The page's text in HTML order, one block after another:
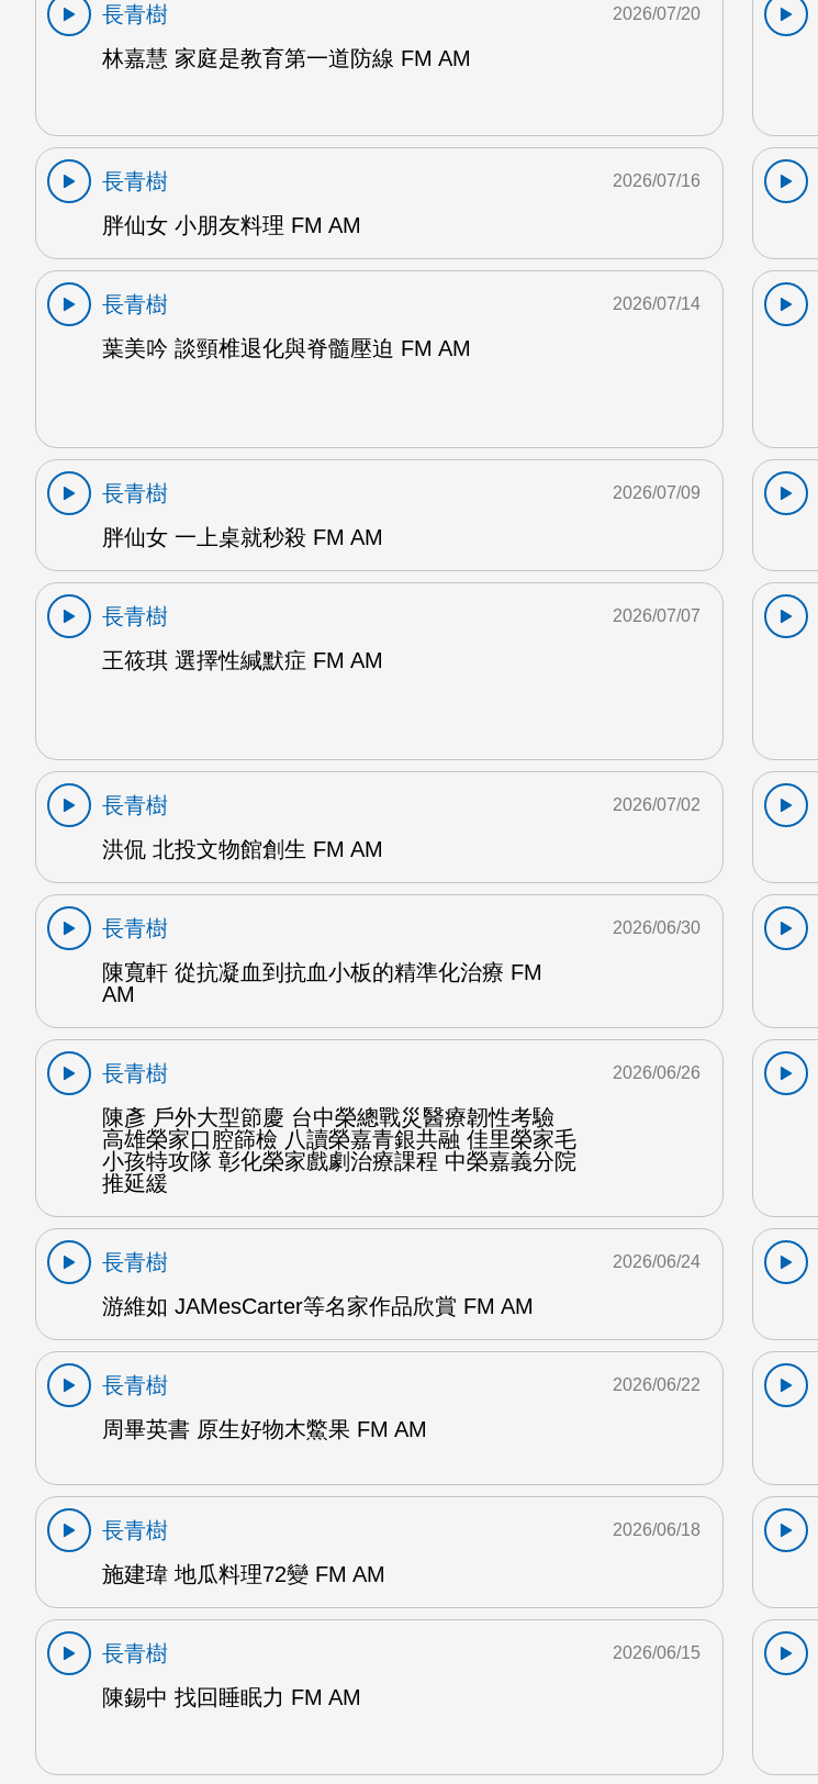
長青樹
林嘉慧 家庭是教育第一道防線 FM AM
2026/07/20
長青樹
胖仙女 小朋友料理 FM AM
2026/07/16
長青樹
葉美吟 談頸椎退化與脊髓壓迫 FM AM
2026/07/14
長青樹
胖仙女 一上桌就秒殺 FM AM
2026/07/09
長青樹
王筱琪 選擇性緘默症 FM AM
2026/07/07
長青樹
洪侃 北投文物館創生 FM AM
2026/07/02
長青樹
陳寬軒 從抗凝血到抗血小板的精準化治療 FM
AM
2026/06/30
長青樹
陳彥 戶外大型節慶 台中榮總戰災醫療韌性考驗
高雄榮家口腔篩檢 八讀榮嘉青銀共融 佳里榮家毛
小孩特攻隊 彰化榮家戲劇治療課程 中榮嘉義分院
推延緩
2026/06/26
長青樹
游維如 JAMesCarter等名家作品欣賞 FM AM
2026/06/24
長青樹
周畢英書 原生好物木鱉果 FM AM
2026/06/22
長青樹
施建瑋 地瓜料理72變 FM AM
2026/06/18
長青樹
陳錫中 找回睡眠力 FM AM
2026/06/15